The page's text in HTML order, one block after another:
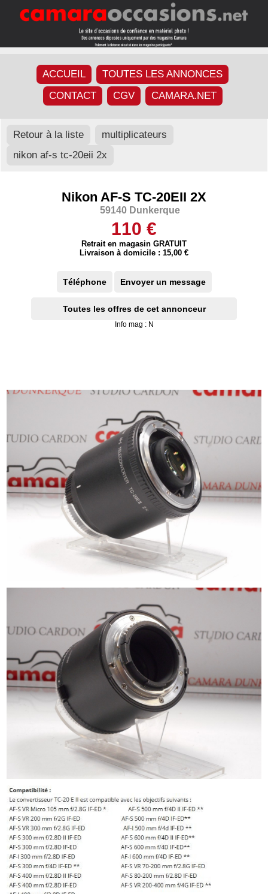
ACCUEIL
TOUTES LES ANNONCES
CONTACT
CGV CAMARA.NET
Retour à la liste
multiplicateurs
nikon af-s tc-20eii 2x
Nikon AF-S TC-20EII 2X
59140 Dunkerque
110 €
Retrait en magasin GRATUIT
Livraison à domicile : 15,00 €
Téléphone Envoyer un message
Toutes les offres de cet annonceur
Info mag : N